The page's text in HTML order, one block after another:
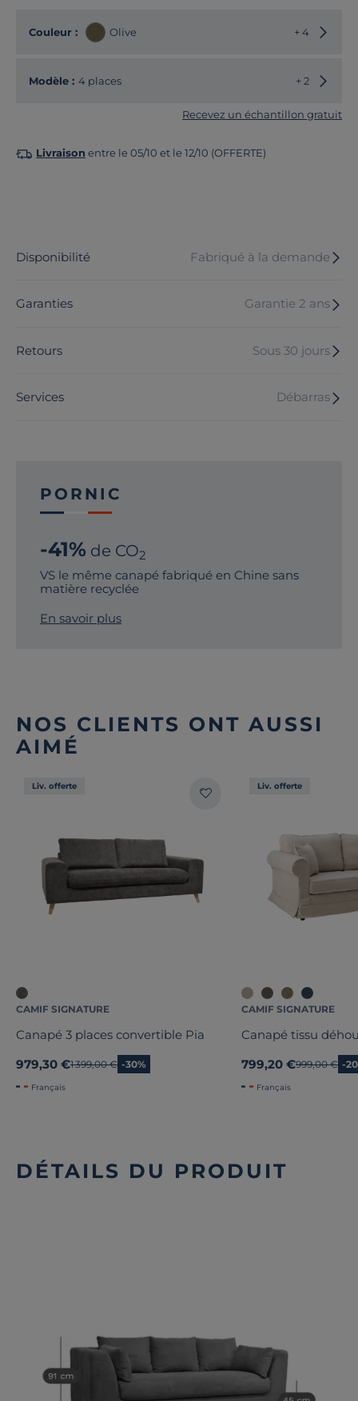
Couleur : Olive + 4
Modèle : 4 places + 2
Recevez un échantillon gratuit
Livraison entre le 05/10 et le 12/10 (OFFERTE)
Disponibilité Fabriqué à la demande
Garanties Garantie 2 ans
Retours Sous 30 jours
Services Débarras
PORNIC
-41% de CO2
VS le même canapé fabriqué en Chine sans
matière recyclée
En savoir plus
NOS CLIENTS ONT AUSSI
AIMÉ
Liv. offerte
CAMIF SIGNATURE
Canapé 3 places convertible Pia
979,30 €Ancien prix
1 399,00 € -30%
Français
Liv. offerte
CAMIF SIGNATURE
Canapé tissu
799,20 €Ancien prix
999,00 € -
Français
DÉTAILS DU PRODUIT